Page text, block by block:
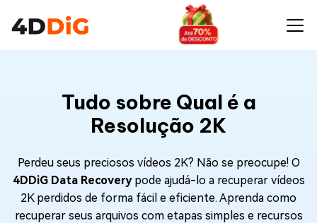
Tudo sobre Qual é a
Resolução 2K
Perdeu seus preciosos vídeos 2K? Não se preocupe! O
4DDiG Data Recoverypode ajudá-lo a recuperar vídeos
2K perdidos de forma fácil e eficiente. Aprenda como
recuperar seus arquivos com etapas simples e recursos